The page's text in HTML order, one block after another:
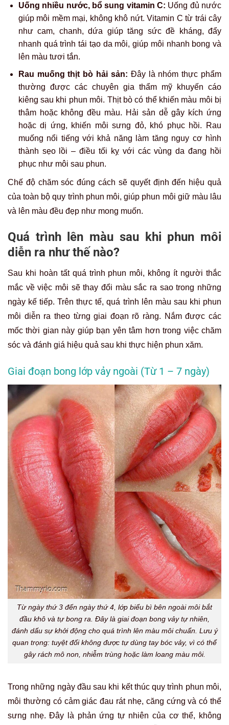
Uống nhiều nước, bổ sung vitamin C: Uống đủ nước
giúp môi mềm mại, không khô nứt. Vitamin C từ trái cây
như cam, chanh, dứa giúp tăng sức đề kháng, đẩy
nhanh quá trình tái tạo da môi, giúp môi nhanh bong và
lên màu tươi tắn.
Rau muống thịt bò hải sản: Đây là nhóm thực phẩm
thường được các chuyên gia thẩm mỹ khuyến cáo
kiêng sau khi phun môi. Thịt bò có thể khiến màu môi bị
thâm hoặc không đều màu. Hải sản dễ gây kích ứng
hoặc dị ứng, khiến môi sưng đỏ, khó phục hồi. Rau
muống nổi tiếng với khả năng làm tăng nguy cơ hình
thành sẹo lồi – điều tối kỵ với các vùng da đang hồi
phục như môi sau phun.
Chế độ chăm sóc đúng cách sẽ quyết định đến hiệu quả
của toàn bộ quy trình phun môi, giúp phun môi giữ màu lâu
và lên màu đều đẹp như mong muốn.
Quá trình lên màu sau khi phun môi
diễn ra như thế nào?
Sau khi hoàn tất quá trình phun môi, không ít người thắc
mắc về việc môi sẽ thay đổi màu sắc ra sao trong những
ngày kế tiếp. Trên thực tế, quá trình lên màu sau khi phun
môi diễn ra theo từng giai đoạn rõ ràng. Nắm được các
mốc thời gian này giúp bạn yên tâm hơn trong việc chăm
sóc và đánh giá hiệu quả sau khi thực hiện phun xăm.
Giai đoạn bong lớp vảy ngoài (Từ 1 – 7 ngày)
Từ ngày thứ 3 đến ngày thứ 4, lớp biểu bì bên ngoài môi bắt
đầu khô và tự bong ra. Đây là giai đoạn bong vảy tự nhiên,
đánh dấu sự khởi động cho quá trình lên màu môi chuẩn. Lưu ý
quan trọng: tuyệt đối không được tự dùng tay bóc vảy, vì có thể
gây rách mô non, nhiễm trùng hoặc làm loang màu môi.
Trong những ngày đầu sau khi kết thúc quy trình phun môi,
môi thường có cảm giác đau rát nhẹ, căng cứng và có thể
sưng nhẹ. Đây là phản ứng tự nhiên của cơ thể, không